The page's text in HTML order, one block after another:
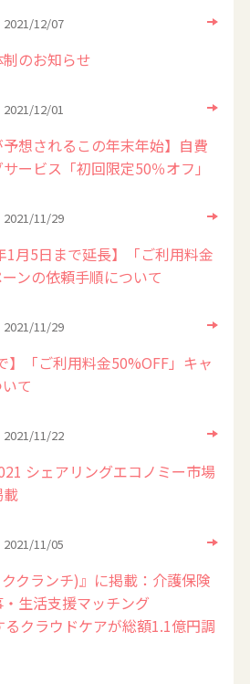
2021/12/07
のお知らせ
2021/12/01
予想されるこの年末年始】自費
ービス「初回限定50％オフ」
2021/11/29
1月5日まで延長】「ご利用料金
ンの依頼手順について
2021/11/29
】「ご利用料金50%OFF」キャ
て
2021/11/22
シェアリングエコノミー市場
2021/11/05
クランチ)』に掲載：介護保険
生活支援マッチング
クラウドケアが総額1.1億円調